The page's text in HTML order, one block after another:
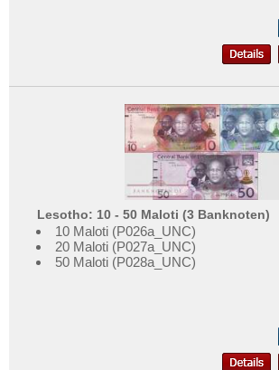
Lesotho: 10 - 50 Maloti (3 Banknoten)
10 Maloti (P026a_UNC)
20 Maloti (P027a_UNC)
50 Maloti (P028a_UNC)